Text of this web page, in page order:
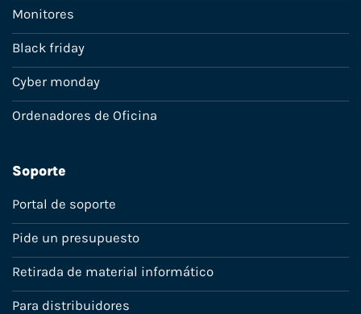
Monitores
Black friday
Cyber monday
Ordenadores de Oficina
Soporte
Portal de soporte
Pide un presupuesto
Retirada de material informático
Para distribuidores